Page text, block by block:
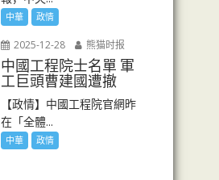
中華 政情
2025-12-28 熊猫时报
中國工程院士名單 軍
工巨頭曹建國遭撤
【政情】中國工程院官網昨
在「全體...
中華 政情